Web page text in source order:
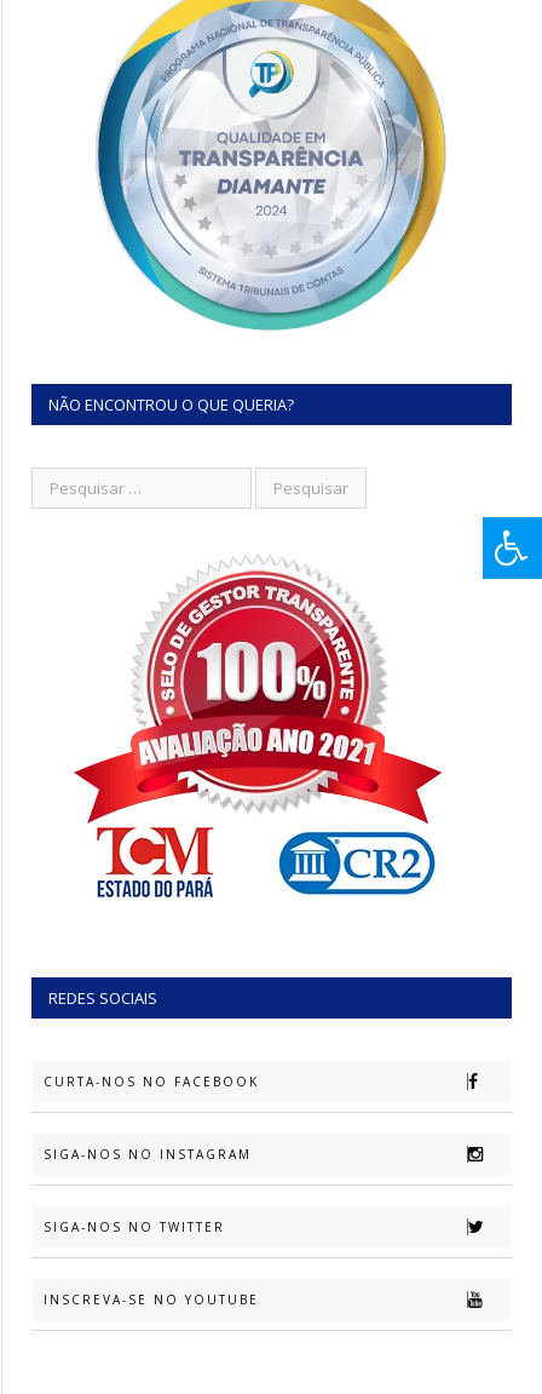
NÃO ENCONTROU O QUE QUERIA?
REDES SOCIAIS
CURTA-NOS NO FACEBOOK
SIGA-NOS NO INSTAGRAM
SIGA-NOS NO TWITTER
INSCREVA-SE NO YOUTUBE